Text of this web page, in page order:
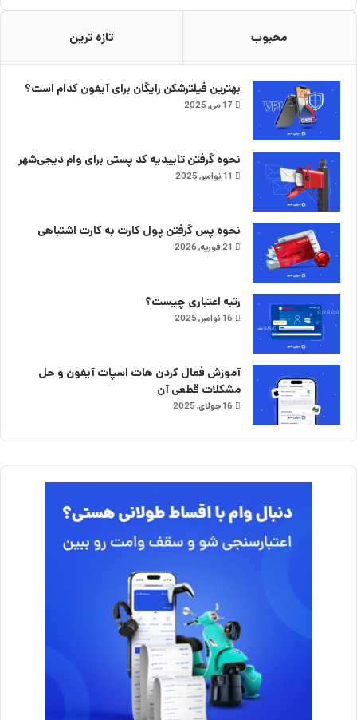
محبوب تازه ترین
بهترین فیلترشکن رایگان برای آیفون کدام است؟
17 می, 2025
نحوه گرفتن تاییدیه کد پستی برای وام دیجی‌شهر
11 نوامبر, 2025
نحوه پس گرفتن پول کارت به کارت اشتباهی
21 فوریه, 2026
رتبه اعتباری چیست؟
16 نوامبر, 2025
آموزش فعال کردن هات اسپات آیفون و حل
مشکلات قطعی آن
16 جولای, 2025